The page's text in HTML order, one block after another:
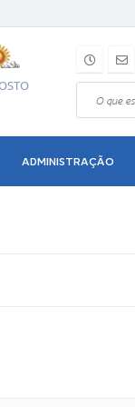
ADMINISTRAÇÃO